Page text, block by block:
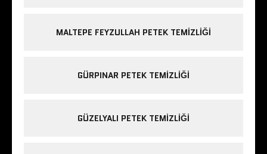
MALTEPE FEYZULLAH PETEK TEMIZLIĞI
GÜRPINAR PETEK TEMIZLIĞI
GÜZELYALI PETEK TEMIZLIĞI